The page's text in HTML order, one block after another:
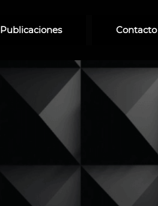
Publicaciones Contacto